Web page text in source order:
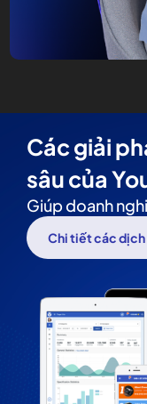
Các giải
sâu của
Giúp doanh
Chi tiết các dịch